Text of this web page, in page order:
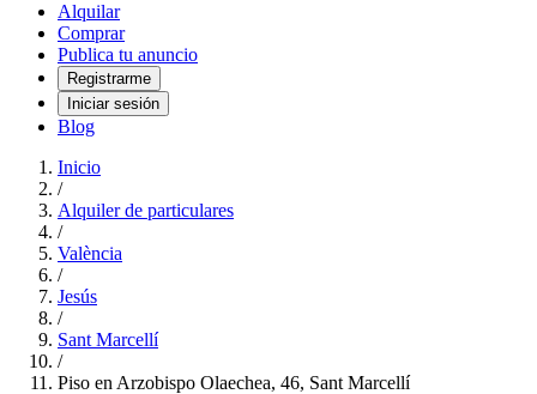
Alquilar
Comprar
Publica tu anuncio
Registrarme
Iniciar sesión
Blog
Inicio
/
Alquiler de particulares
/
València
/
Jesús
/
Sant Marcellí
/
Piso en Arzobispo Olaechea, 46, Sant Marcellí